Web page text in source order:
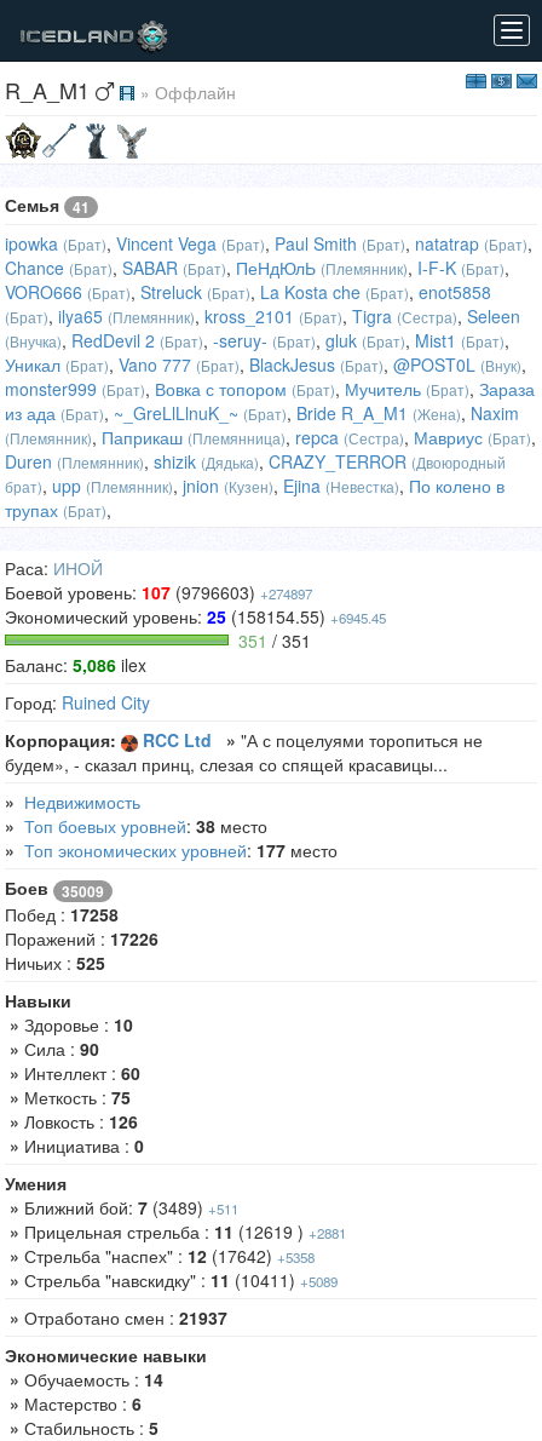
R_A_M1 » Оффлайн
Семья 41
ipowka (Брат), Vincent Vega (Брат), Paul Smith (Брат), natatrap (Брат),
Chance (Брат), SABAR (Брат), ПеНдЮлЬ (Племянник), I-F-K (Брат),
VORO666 (Брат), Streluck (Брат), La Kosta che (Брат), enot5858
(Брат), ilya65 (Племянник), kross_2101 (Брат), Tigra (Сестра), Seleen
(Внучка), RedDevil 2 (Брат), -seruy- (Брат), gluk (Брат), Mist1 (Брат),
Уникал (Брат), Vano 777 (Брат), BlackJesus (Брат), @POST0L (Внук),
monster999 (Брат), Вовка с топором (Брат), Мучитель (Брат), Зараза
из ада (Брат), ~_GreLlLlnuK_~ (Брат), Bride R_A_M1 (Жена), Naxim
(Племянник), Паприкаш (Племянница), repca (Сестра), Мавриус (Брат),
Duren (Племянник), shizik (Дядька), CRAZY_TERROR (Двоюродный
брат), upp (Племянник), jnion (Кузен), Ejina (Невестка), По колено в
трупах (Брат),
Раса: ИНОЙ
Боевой уровень: 107 (9796603) +274897
Экономический уровень: 25 (158154.55) +6945.45
351 / 351
Баланс: 5,086 ilex
Город: Ruined City
Корпорация:
RCC Ltd » "А с поцелуями торопиться не
будем», - сказал принц, слезая со спящей красавицы...
» Недвижимость
» Топ боевых уровней: 38 место
» Топ экономических уровней: 177 место
Боев
35009
Побед : 17258
Поражений : 17226
Ничьих : 525
Навыки
» Здоровье : 10
» Сила : 90
» Интеллект : 60
» Меткость : 75
» Ловкость : 126
» Инициатива : 0
Умения
» Ближний бой: 7 (3489) +511
» Прицельная стрельба : 11 (12619 ) +2881
» Стрельба "наспех" : 12 (17642) +5358
» Стрельба "навскидку" : 11 (10411) +5089
» Отработано смен : 21937
Экономические навыки
» Обучаемость : 14
» Мастерство : 6
» Стабильность : 5